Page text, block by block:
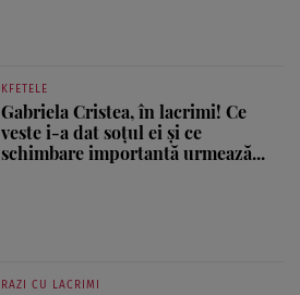
KFETELE
Gabriela Cristea, în lacrimi! Ce
veste i-a dat soțul ei și ce
schimbare importantă urmează...
RAZI CU LACRIMI